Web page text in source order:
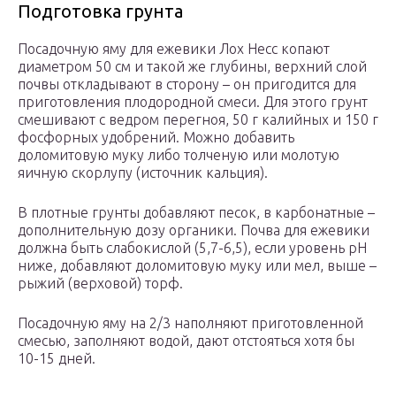
Подготовка грунта
Посадочную яму для ежевики Лох Несс копают
диаметром 50 см и такой же глубины, верхний слой
почвы откладывают в сторону – он пригодится для
приготовления плодородной смеси. Для этого грунт
смешивают с ведром перегноя, 50 г калийных и 150 г
фосфорных удобрений. Можно добавить
доломитовую муку либо толченую или молотую
яичную скорлупу (источник кальция).
В плотные грунты добавляют песок, в карбонатные –
дополнительную дозу органики. Почва для ежевики
должна быть слабокислой (5,7-6,5), если уровень рН
ниже, добавляют доломитовую муку или мел, выше –
рыжий (верховой) торф.
Посадочную яму на 2/3 наполняют приготовленной
смесью, заполняют водой, дают отстояться хотя бы
10-15 дней.